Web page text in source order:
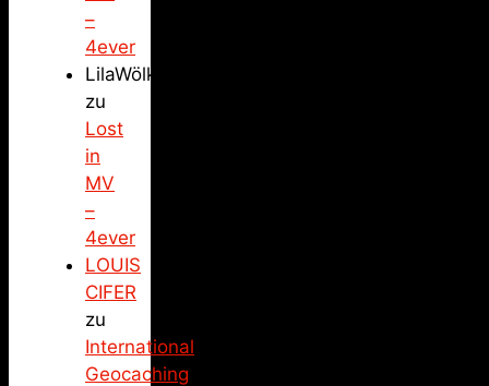
–
4ever
LilaWölkchen
zu
Lost
in
MV
–
4ever
LOUIS
CIFER
zu
International
Geocaching